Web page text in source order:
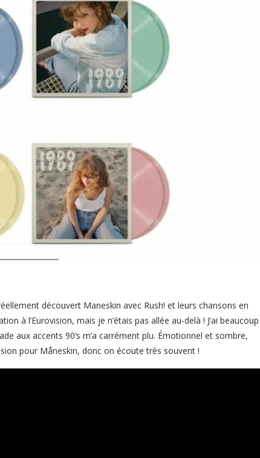
découvert Maneskin avec Rush! et leurs chansons en
à l’Eurovision, mais je n’étais pas allée au-delà ! J’ai beaucoup
aux accents 90’s m’a carrément plu. Émotionnel et sombre,
pour Måneskin, donc on écoute très souvent !